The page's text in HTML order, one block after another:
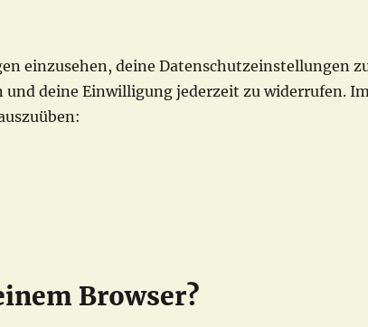
einzusehen, deine Datenschutzeinstellungen
und deine Einwilligung jederzeit zu widerrufen.
Browser?